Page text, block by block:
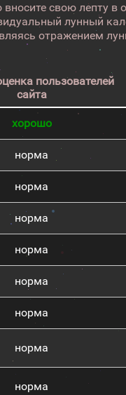
свою лепту в
лунный
отражением
пользователей
сайта
хорошо
норма
норма
норма
норма
норма
норма
норма
норма